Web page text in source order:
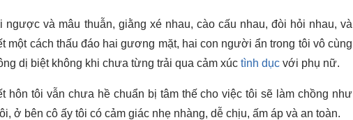
ngược và mâu thuẫn, giằng xé nhau, cào cấu nhau, đòi hỏi nhau, và
một cách thấu đáo hai gương mặt, hai con người ẩn trong tôi vô cùng
dị biệt không khi chưa từng trải qua cảm xúc tình dục với phụ nữ.
hôn tôi vẫn chưa hề chuẩn bị tâm thế cho việc tôi sẽ làm chồng như
ở bên cô ấy tôi có cảm giác nhẹ nhàng, dễ chịu, ấm áp và an toàn.